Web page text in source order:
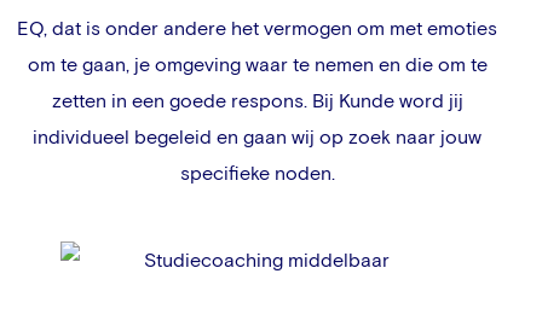
EQ, dat is onder andere het vermogen om met emoties
om te gaan, je omgeving waar te nemen en die om te
zetten in een goede respons. Bij Kunde word jij
individueel begeleid en gaan wij op zoek naar jouw
specifieke noden.